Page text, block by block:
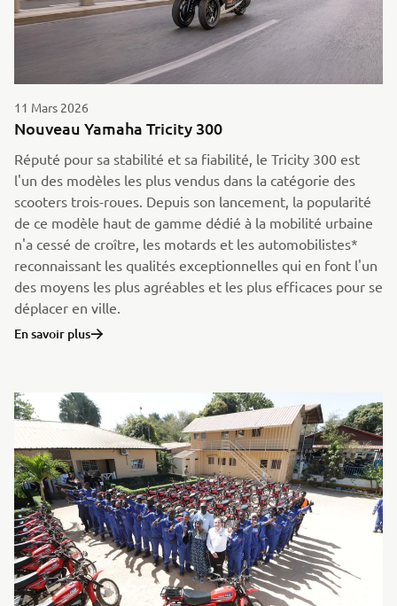
11 Mars 2026
Nouveau Yamaha Tricity 300
Réputé pour sa stabilité et sa fiabilité, le Tricity 300 est
l'un des modèles les plus vendus dans la catégorie des
scooters trois-roues. Depuis son lancement, la popularité
de ce modèle haut de gamme dédié à la mobilité urbaine
n'a cessé de croître, les motards et les automobilistes*
reconnaissant les qualités exceptionnelles qui en font l'un
des moyens les plus agréables et les plus efficaces pour se
déplacer en ville.
En savoir plus